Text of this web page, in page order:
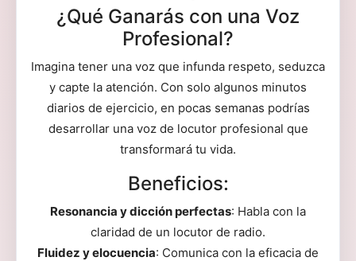
¿Qué Ganarás con una Voz
Profesional?
Imagina tener una voz que infunda respeto, seduzca
y capte la atención. Con solo algunos minutos
diarios de ejercicio, en pocas semanas podrías
desarrollar una voz de locutor profesional que
transformará tu vida.
Beneficios:
Resonancia y dicción perfectas: Habla con la
claridad de un locutor de radio.
Fluidez y elocuencia: Comunica con la eficacia de